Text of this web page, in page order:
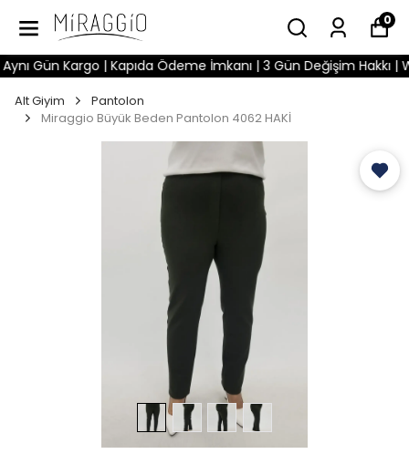
0
Gün Kargo | Kapıda Ödeme İmkanı | 3 Gün Değişim Hakkı |
Alt Giyim
Pantolon
Miraggio Büyük Beden Pantolon 4062 HAKİ